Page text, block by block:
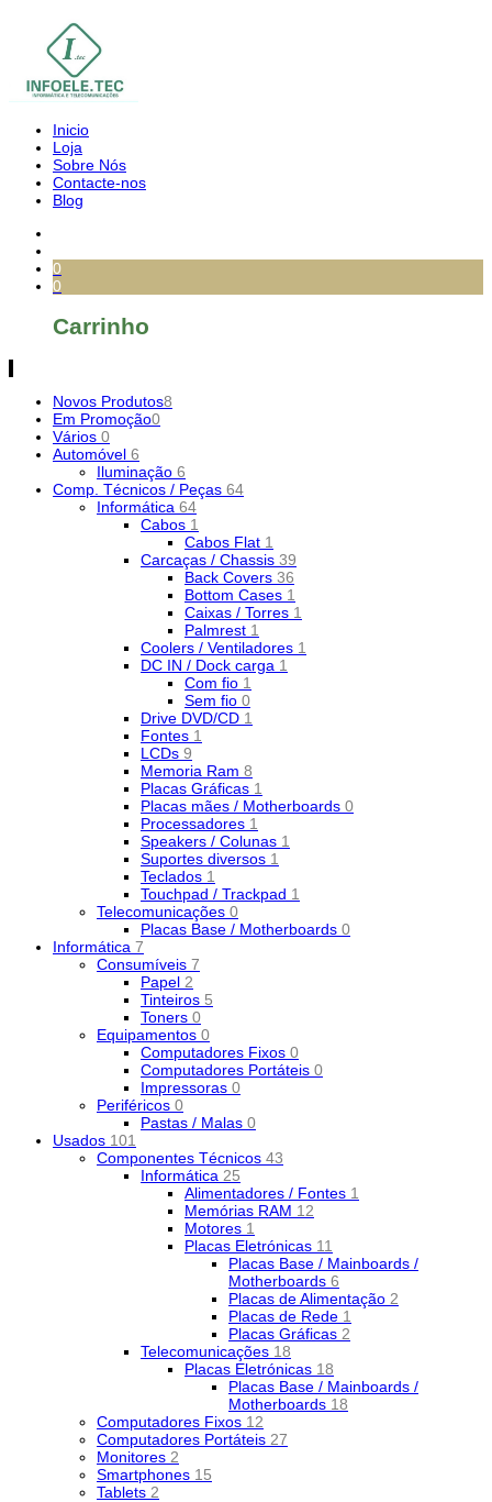
Inicio
Loja
Sobre Nós
Contacte-nos
Blog
0
0
Carrinho
Novos Produtos8
Em Promoção0
Vários 0
Automóvel 6
Iluminação 6
Comp. Técnicos / Peças 64
Informática 64
Cabos 1
Cabos Flat 1
Carcaças / Chassis 39
Back Covers 36
Bottom Cases 1
Caixas / Torres 1
Palmrest 1
Coolers / Ventiladores 1
DC IN / Dock carga 1
Com fio 1
Sem fio 0
Drive DVD/CD 1
Fontes 1
LCDs 9
Memoria Ram 8
Placas Gráficas 1
Placas mães / Motherboards 0
Processadores 1
Speakers / Colunas 1
Suportes diversos 1
Teclados 1
Touchpad / Trackpad 1
Telecomunicações 0
Placas Base / Motherboards 0
Informática 7
Consumíveis 7
Papel 2
Tinteiros 5
Toners 0
Equipamentos 0
Computadores Fixos 0
Computadores Portáteis 0
Impressoras 0
Periféricos 0
Pastas / Malas 0
Usados 101
Componentes Técnicos 43
Informática 25
Alimentadores / Fontes 1
Memórias RAM 12
Motores 1
Placas Eletrónicas 11
Placas Base / Mainboards /
Motherboards 6
Placas de Alimentação 2
Placas de Rede 1
Placas Gráficas 2
Telecomunicações 18
Placas Eletrónicas 18
Placas Base / Mainboards /
Motherboards 18
Computadores Fixos 12
Computadores Portáteis 27
Monitores 2
Smartphones 15
Tablets 2